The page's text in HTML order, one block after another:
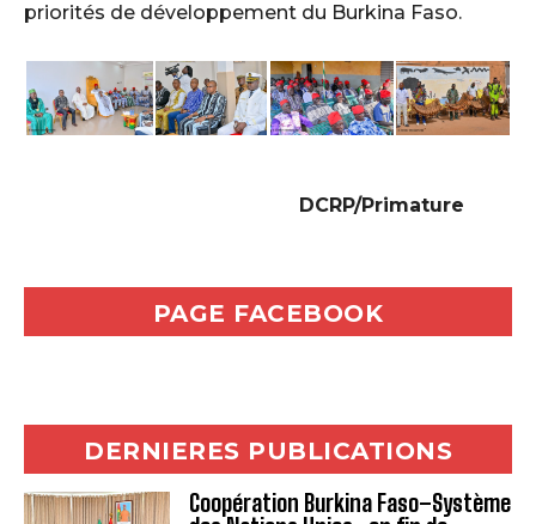
priorités de développement du Burkina Faso.‎
‎DCRP/Primature
PAGE FACEBOOK
DERNIERES PUBLICATIONS
Coopération Burkina Faso–Système